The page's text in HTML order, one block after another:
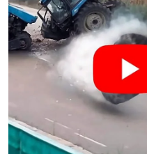
Kes Rasuah
Artikel